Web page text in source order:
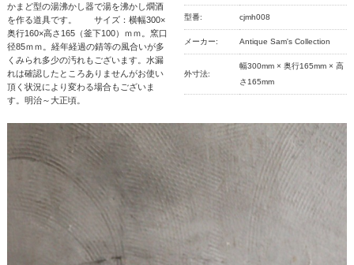
かまど型の湯沸かし器で湯を沸かし燗酒
を作る道具です。 サイズ：横幅300×
奥行160×高さ165（釜下100）ｍｍ。窯口
径85ｍｍ。経年経過の錆等の風合いが多
くみられ多少の汚れもございます。水漏
れは確認したところありませんがお使い
頂く状況により変わる場合もございま
す。明治～大正頃。
型番: cjmh008
メーカー: Antique Sam's Collection
外寸法:
幅300mm × 奥行165mm × 高
さ165mm